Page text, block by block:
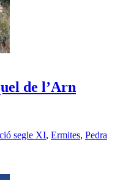
de l’Arn
segle XI, Ermites, Pedra